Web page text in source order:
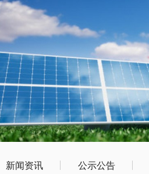
新闻资讯 公示公告